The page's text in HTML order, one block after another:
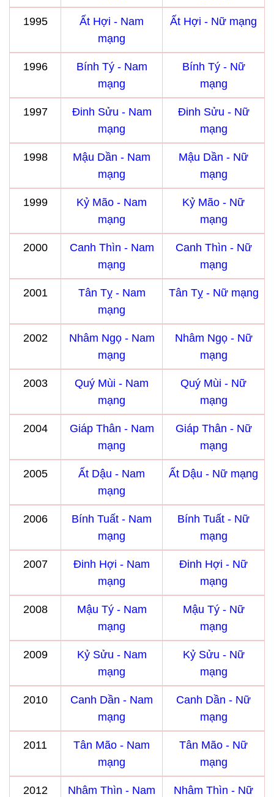
1995
Ất Hợi - Nam
mạng
Ất Hợi - Nữ mạng
1996
Bính Tý - Nam
mạng
Bính Tý - Nữ
mạng
1997
Đinh Sửu - Nam
mạng
Đinh Sửu - Nữ
mạng
1998
Mậu Dần - Nam
mạng
Mậu Dần - Nữ
mạng
1999
Kỷ Mão - Nam
mạng
Kỷ Mão - Nữ
mạng
2000
Canh Thìn - Nam
mạng
Canh Thìn - Nữ
mạng
2001
Tân Tỵ - Nam
mạng
Tân Tỵ - Nữ mạng
2002
Nhâm Ngọ - Nam
mạng
Nhâm Ngọ - Nữ
mạng
2003
Quý Mùi - Nam
mạng
Quý Mùi - Nữ
mạng
2004
Giáp Thân - Nam
mạng
Giáp Thân - Nữ
mạng
2005
Ất Dậu - Nam
mạng
Ất Dậu - Nữ mạng
2006
Bính Tuất - Nam
mạng
Bính Tuất - Nữ
mạng
2007
Đinh Hợi - Nam
mạng
Đinh Hợi - Nữ
mạng
2008
Mậu Tý - Nam
mạng
Mậu Tý - Nữ
mạng
2009
Kỷ Sửu - Nam
mạng
Kỷ Sửu - Nữ
mạng
2010
Canh Dần - Nam
mạng
Canh Dần - Nữ
mạng
2011
Tân Mão - Nam
mạng
Tân Mão - Nữ
mạng
2012
Nhâm Thìn - Nam
Nhâm Thìn - Nữ